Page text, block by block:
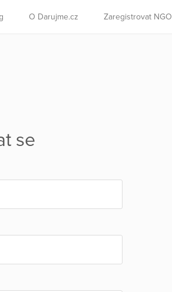
O Darujme.cz Zaregistrovat NGO
se